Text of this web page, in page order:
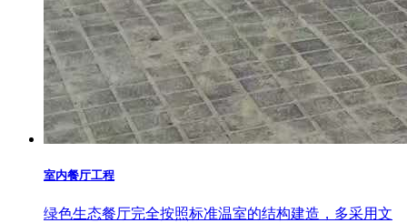
室内餐厅工程
绿色生态餐厅完全按照标准温室的结构建造，多采用文